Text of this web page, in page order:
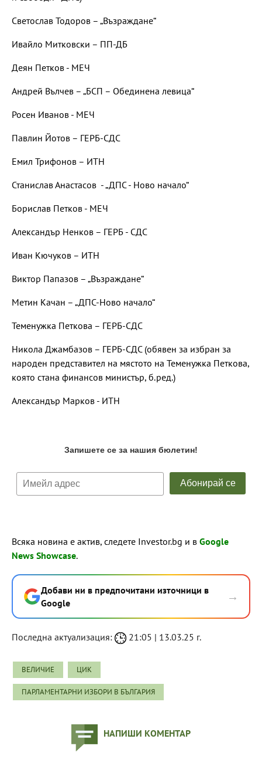
Светослав Тодоров – „Възраждане“
Ивайло Митковски – ПП-ДБ
Деян Петков - МЕЧ
Андрей Вълчев – „БСП – Обединена левица“
Росен Иванов - МЕЧ
Павлин Йотов – ГЕРБ-СДС
Емил Трифонов – ИТН
Станислав Анастасов - „ДПС - Ново начало“
Борислав Петков - МЕЧ
Александър Ненков – ГЕРБ - СДС
Иван Кючуков – ИТН
Виктор Папазов – „Възраждане“
Метин Качан – „ДПС-Ново начало“
Теменужка Петкова – ГЕРБ-СДС
Никола Джамбазов – ГЕРБ-СДС (обявен за избран за
народен представител на мястото на Теменужка Петкова,
която стана финансов министър, б.ред.)
Александър Марков - ИТН
Всяка новина е актив, следете Investor.bg и в Google
News Showcase.
Добави ни в предпочитани източници в
Google
→
Последна актуализация: 21:05 | 13.03.25 г.
ВЕЛИЧИЕ ЦИК
ПАРЛАМЕНТАРНИ ИЗБОРИ В БЪЛГАРИЯ
НАПИШИ КОМЕНТАР